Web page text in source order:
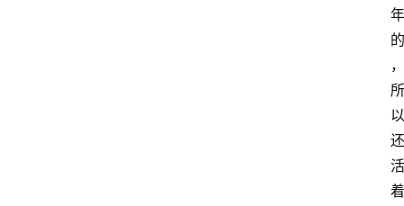
年
的
，
所
以
还
活
着